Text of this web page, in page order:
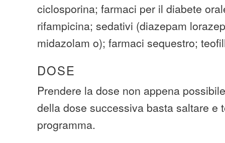
ciclosporina; farmaci per il diabete
rifampicina; sedativi (diazepam
midazolam o); farmaci sequestro;
DOSE
Prendere la dose non appena
della dose successiva basta saltare e
programma.